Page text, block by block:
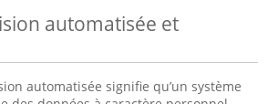
automatisée et
automatisée signifie qu’un système